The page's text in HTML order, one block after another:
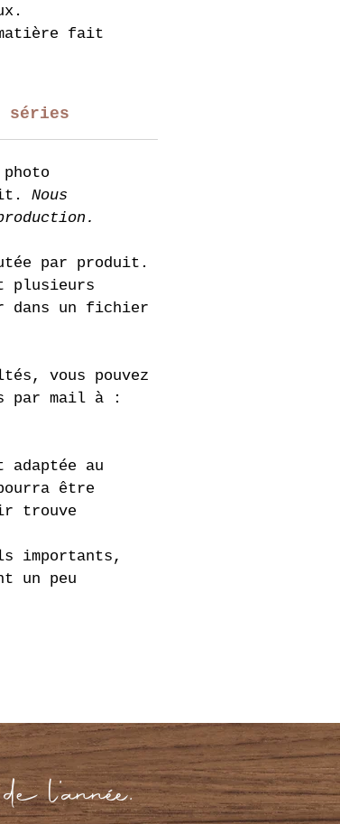
fait
séries
Nous
par produit.
plusieurs
dans un fichier
vous pouvez
par mail à :
adaptée au
être
trouve
importants,
un peu
l’année.